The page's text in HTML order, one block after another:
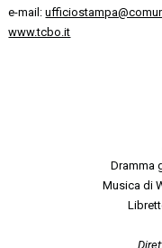
e-mail:
www.tcbo.it
Dramma
Musica di